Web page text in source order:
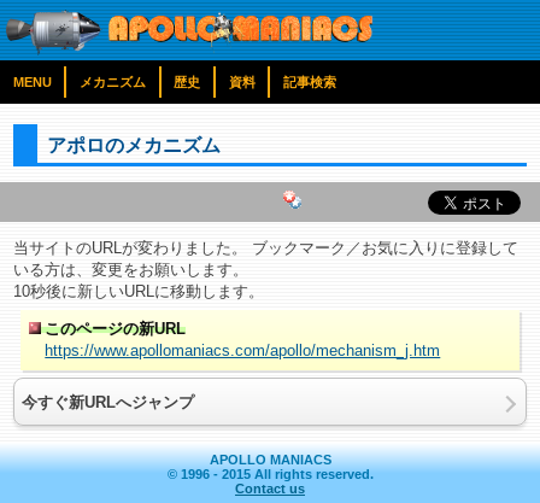
MENU メカニズム 歴史 資料 記事検索
アポロのメカニズム
当サイトのURLが変わりました。 ブックマーク／お気に入りに登録して
いる方は、変更をお願いします。
10秒後に新しいURLに移動します。
このページの新URL
https://www.apollomaniacs.com/apollo/mechanism_j.htm
今すぐ新URLへジャンプ
APOLLO MANIACS
© 1996 - 2015 All rights reserved.
Contact us